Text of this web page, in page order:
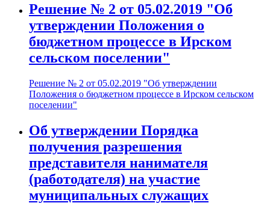
Решение № 2 от 05.02.2019 "Об
утверждении Положения о
бюджетном процессе в Ирском
сельском поселении"
Решение № 2 от 05.02.2019 "Об утверждении
Положения о бюджетном процессе в Ирском сельском
поселении"
Об утверждении Порядка
получения разрешения
представителя нанимателя
(работодателя) на участие
муниципальных служащих